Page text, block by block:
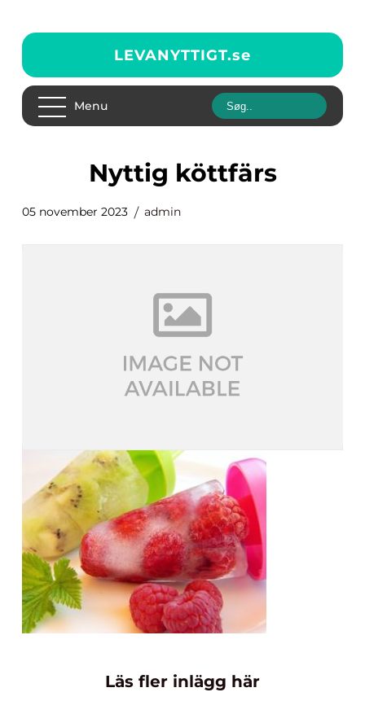
LEVANYTTIGT.se
Menu
nyttig köttfärs
05 november 2023 admin
Läs fler inlägg här